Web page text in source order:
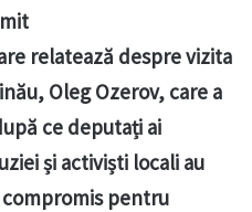
relatează despre vizita
Oleg Ozerov, care a
ce deputați ai
și activiști locali au
pentru